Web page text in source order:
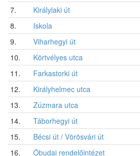
7.
Királylaki út
8.
Iskola
9.
Viharhegyi út
10.
Körtvélyes utca
11.
Farkastorki út
12.
Királyhelmec utca
13.
Zúzmara utca
14.
Táborhegyi út
15.
Bécsi út / Vörösvári út
16.
Óbudai rendelőintézet